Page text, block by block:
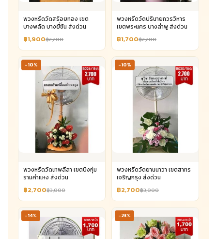
พวงหรีดวัดสร้อยทอง เขต
บางพลัด บางยี่ขัน ส่งด่วน
฿1,900฿2,200
พวงหรีดวัดปรินายกวรวิหาร
เขตพระนคร บางลำพู ส่งด่วน
฿1,700฿2,200
-10%
พวงหรีดวัดเทพลีลา เขตบึงกุ่ม
รามคำแหง ส่งด่วน
฿2,700฿3,000
-10%
พวงหรีดวัดยานนาวา เขตสาทร
เจริญกรุง ส่งด่วน
฿2,700฿3,000
-14% -23%